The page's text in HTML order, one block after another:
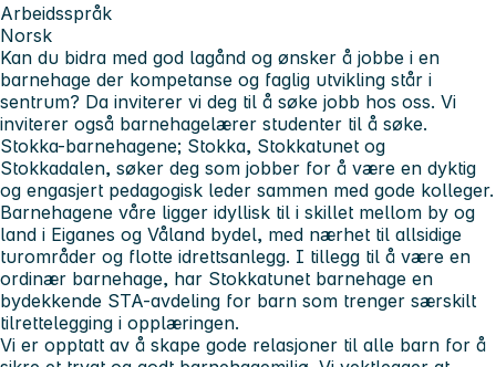
Arbeidsspråk
Norsk
Kan du bidra med god lagånd og ønsker å jobbe i en
barnehage der kompetanse og faglig utvikling står i
sentrum? Da inviterer vi deg til å søke jobb hos oss. Vi
inviterer også barnehagelærer studenter til å søke.
Stokka-barnehagene; Stokka, Stokkatunet og
Stokkadalen, søker deg som jobber for å være en dyktig
og engasjert pedagogisk leder sammen med gode kolleger.
Barnehagene våre ligger idyllisk til i skillet mellom by og
land i Eiganes og Våland bydel, med nærhet til allsidige
turområder og flotte idrettsanlegg. I tillegg til å være en
ordinær barnehage, har Stokkatunet barnehage en
bydekkende STA-avdeling for barn som trenger særskilt
tilrettelegging i opplæringen.
Vi er opptatt av å skape gode relasjoner til alle barn for å